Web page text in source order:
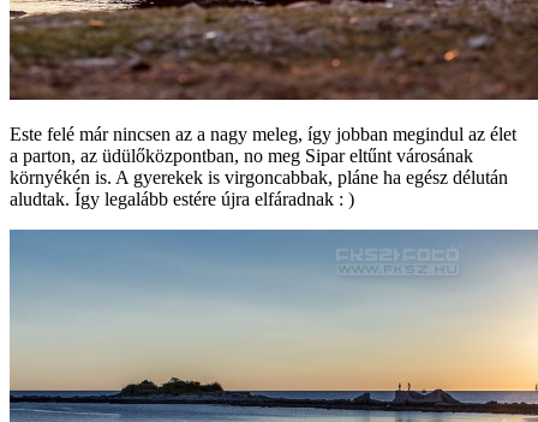
Este felé már nincsen az a nagy meleg, így jobban megindul az élet
a parton, az üdülőközpontban, no meg Sipar eltűnt városának
környékén is. A gyerekek is virgoncabbak, pláne ha egész délután
aludtak. Így legalább estére újra elfáradnak : )